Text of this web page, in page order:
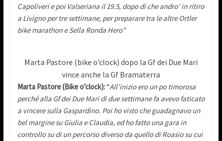
Capoliveri e poi Valseriana il 19.5, dopo di che andro’ in ritiro
a Livigno per tre settimane, per preparare tra le altre Ortler
bike marathon e Sella Ronda Hero”
Marta Pastore (bike o’clock) dopo la Gf dei Due Mari
vince anche la Gf Bramaterra
Marta Pastore (Bike o’clock):“All’inizio ero un po timorosa
perché alla Gf dei Due Mari di due settimane fa avevo faticato
a vincere sulla Gaspardino. Poi ho visto che guadagnavo un
bel margine su Giulia e Claudia, ed ho fatto una gara in
controllo su di un percorso diverso da quello di Roasio su cui